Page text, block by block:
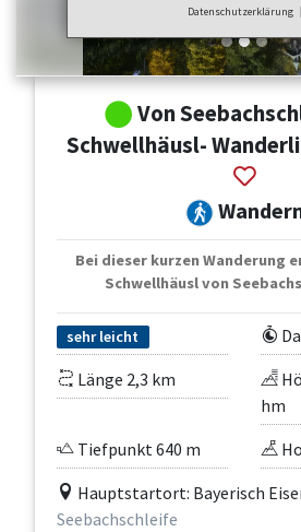
Datenschutzerklärung
Von
Schwellhäusl-
Bei dieser kurzen Wanderung
Schwellhäusl von
sehr leicht
Länge 2,3 km
hm
Tiefpunkt 640 m
Hauptstartort: Bayerisch
Seebachschleife